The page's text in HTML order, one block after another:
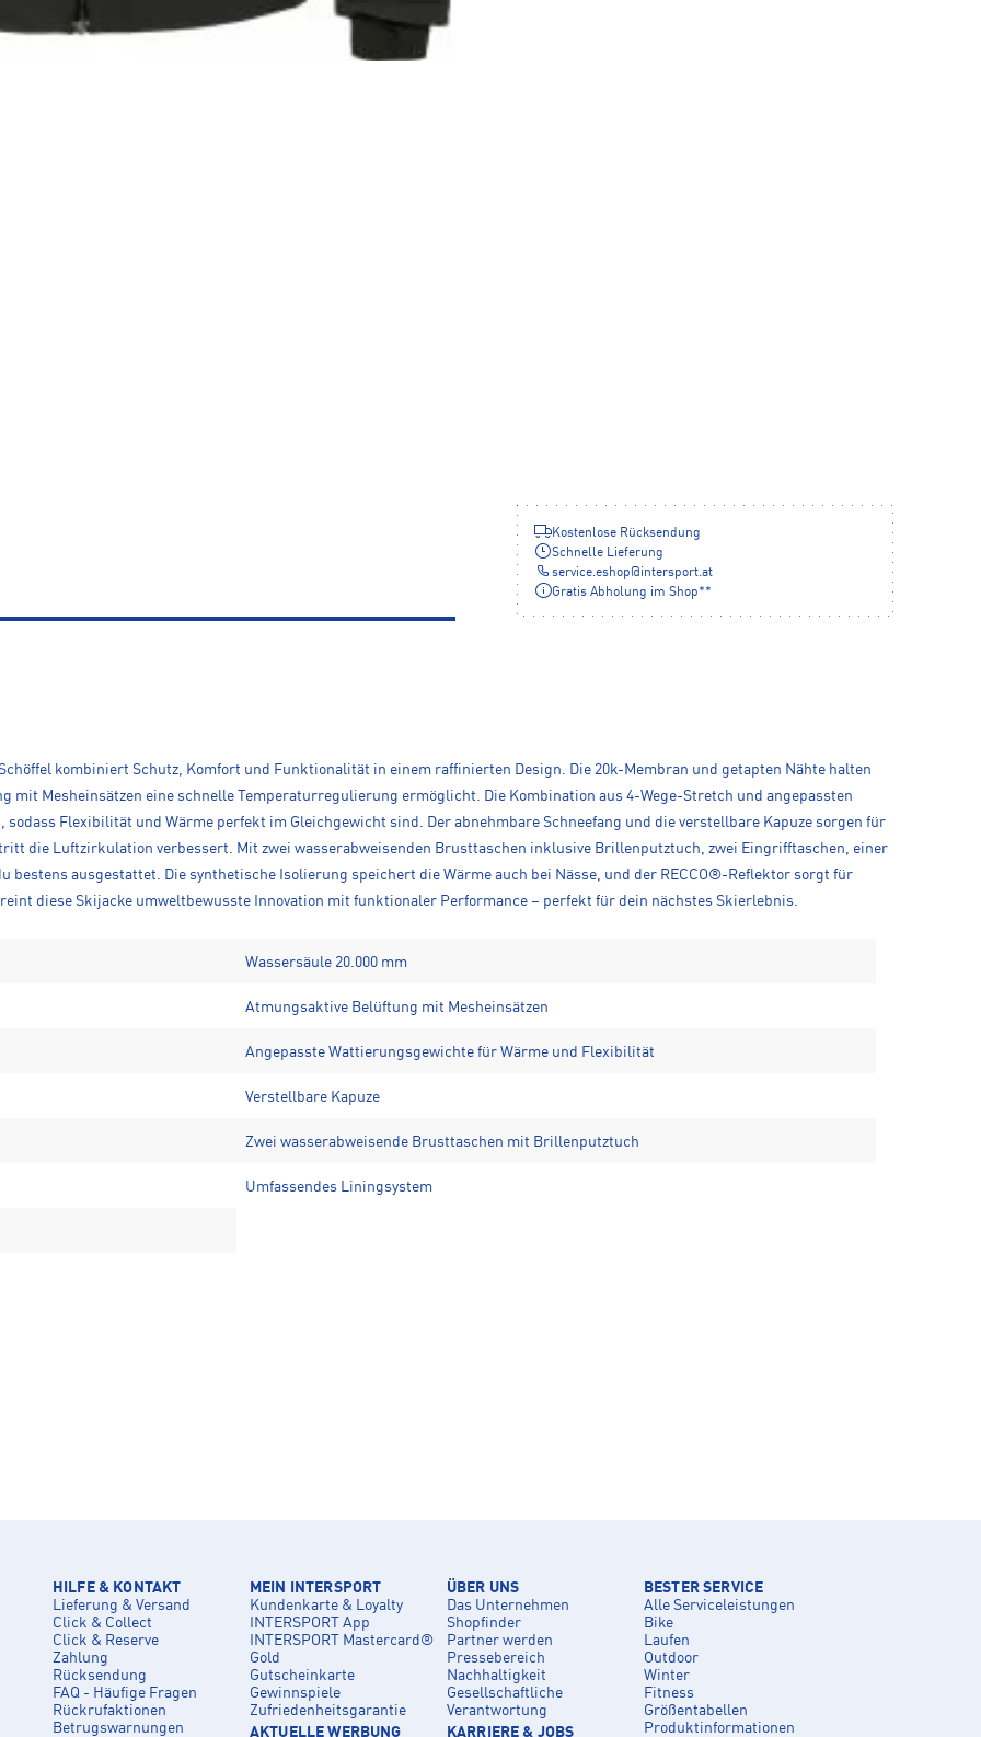
Kostenlose Rücksendung
Schnelle Lieferung
service.eshop@intersport.at
Gratis Abholung im Shop**
kombiniert Schutz, Komfort und Funktionalität in einem raffinierten Design. Die 20k-Membran und getapten Nähte halten
mit Mesheinsätzen eine schnelle Temperaturregulierung ermöglicht. Die Kombination aus 4-Wege-Stretch und angepassten
Flexibilität und Wärme perfekt im Gleichgewicht sind. Der abnehmbare Schneefang und die verstellbare Kapuze sorgen für
die Luftzirkulation verbessert. Mit zwei wasserabweisenden Brusttaschen inklusive Brillenputztuch, zwei Eingrifftaschen, einer
bestens ausgestattet. Die synthetische Isolierung speichert die Wärme auch bei Nässe, und der RECCO®-Reflektor sorgt für
diese Skijacke umweltbewusste Innovation mit funktionaler Performance – perfekt für dein nächstes Skierlebnis.
Wassersäule 20.000 mm
Atmungsaktive Belüftung mit Mesheinsätzen
Angepasste Wattierungsgewichte für Wärme und Flexibilität
Verstellbare Kapuze
Zwei wasserabweisende Brusttaschen mit Brillenputztuch
Umfassendes Liningsystem
HILFE & KONTAKT
Lieferung & Versand
Click & Collect
Click & Reserve
Zahlung
Rücksendung
FAQ - Häufige Fragen
Rückrufaktionen
Betrugswarnungen
MEIN INTERSPORT
Kundenkarte & Loyalty
INTERSPORT App
INTERSPORT Mastercard®
Gold
Gutscheinkarte
Gewinnspiele
Zufriedenheitsgarantie
AKTUELLE WERBUNG
ÜBER UNS
Das Unternehmen
Shopfinder
Partner werden
Pressebereich
Nachhaltigkeit
Gesellschaftliche
Verantwortung
KARRIERE & JOBS
BESTER SERVICE
Alle Serviceleistungen
Bike
Laufen
Outdoor
Winter
Fitness
Größentabellen
Produktinformationen